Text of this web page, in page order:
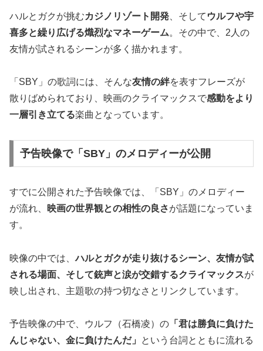
ハルとガクが挑むカジノリゾート開発 、そして ウルフや宇
喜多と繰り広げる熾烈なマネーゲーム。その中で、2人の
友情が試されるシーンが多く描かれます。
「SBY」の歌詞には、そんな友情の絆を表すフレーズが
散りばめられており、映画のクライマックスで感動をより
一層引き立てる楽曲となっています。
予告映像で「SBY」のメロディーが公開
すでに公開された予告映像では、「SBY」のメロディー
が流れ、
映画の世界観との相性の良さが話題になっていま
す。
映像の中では、ハルとガクが走り抜けるシーン、友情が試
される場面、そして銃声と涙が交錯するクライマックスが
映し出され、主題歌の持つ切なさとリンクしています。
予告映像の中で、ウルフ（石橋凌）の 「君は勝負に負けた
んじゃない、金に負けたんだ」
という台詞とともに流れる